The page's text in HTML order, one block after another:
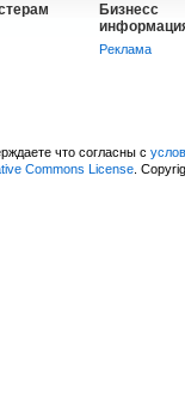
Бизнесс
Реклама
что согласны с
Commons License.